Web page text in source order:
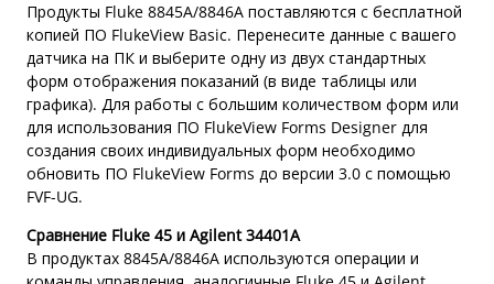
Продукты Fluke 8845A/8846A поставляются с бесплатной
копией ПО FlukeView Basic. Перенесите данные с вашего
датчика на ПК и выберите одну из двух стандартных
форм отображения показаний (в виде таблицы или
графика). Для работы с большим количеством форм или
для использования ПО FlukeView Forms Designer для
создания своих индивидуальных форм необходимо
обновить ПО FlukeView Forms до версии 3.0 с помощью
FVF-UG.
Сравнение Fluke 45 и Agilent 34401A
В продуктах 8845A/8846A используются операции и